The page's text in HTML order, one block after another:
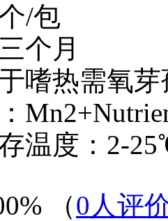
/包
个月
嗜热需氧
温度：2-
（0 人评